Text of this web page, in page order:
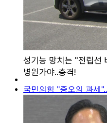
국민의힘 "증오의 과세